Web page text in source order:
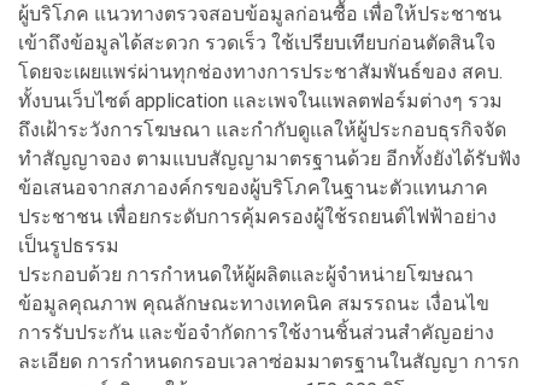
ผู้บริโภค แนวทางตรวจสอบข้อมูลก่อนซื้อ เพื่อให้ประชาชน
เข้าถึงข้อมูลได้สะดวก รวดเร็ว ใช้เปรียบเทียบก่อนตัดสินใจ
โดยจะเผยแพร่ผ่านทุกช่องทางการประชาสัมพันธ์ของ สคบ.
ทั้งบนเว็บไซต์ application และเพจในแพลตฟอร์มต่างๆ รวม
ถึงเฝ้าระวังการโฆษณา และกำกับดูแลให้ผู้ประกอบธุรกิจจัด
ทำสัญญาจอง ตามแบบสัญญามาตรฐานด้วย อีกทั้งยังได้รับฟัง
ข้อเสนอจากสภาองค์กรของผู้บริโภคในฐานะตัวแทนภาค
ประชาชน เพื่อยกระดับการคุ้มครองผู้ใช้รถยนต์ไฟฟ้าอย่าง
เป็นรูปธรรม
ประกอบด้วย การกำหนดให้ผู้ผลิตและผู้จำหน่ายโฆษณา
ข้อมูลคุณภาพ คุณลักษณะทางเทคนิค สมรรถนะ เงื่อนไข
การรับประกัน และข้อจำกัดการใช้งานชิ้นส่วนสำคัญอย่าง
ละเอียด การกำหนดกรอบเวลาซ่อมมาตรฐานในสัญญา การก